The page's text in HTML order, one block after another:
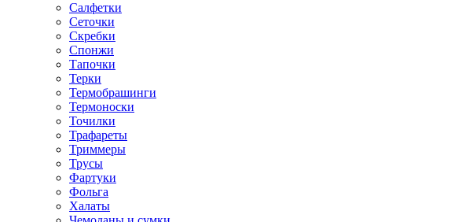
Салфетки
Сеточки
Скребки
Спонжи
Тапочки
Терки
Термобрашинги
Термоноски
Точилки
Трафареты
Триммеры
Трусы
Фартуки
Фольга
Халаты